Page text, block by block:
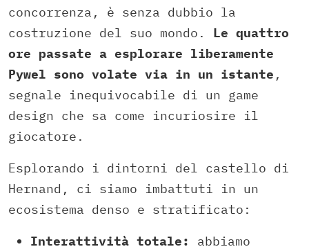
concorrenza, è senza dubbio la
costruzione del suo mondo. Le quattro
ore passate a esplorare liberamente
Pywel sono volate via in un istante ,
segnale inequivocabile di un game
design che sa come incuriosire il
giocatore.
Esplorando i dintorni del castello di
Hernand, ci siamo imbattuti in un
ecosistema denso e stratificato:
Interattività totale:
abbiamo